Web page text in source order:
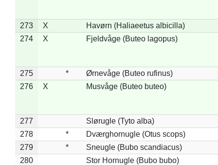
273 X
Havørn (Haliaeetus albicilla)
274
X Fjeldvåge (Buteo lagopus)
275 *
Ørnevåge (Buteo rufinus)
276
X Musvåge (Buteo buteo)
277
Slørugle (Tyto alba)
278
*
Dværghornugle (Otus scops)
279
*
Sneugle (Bubo scandiacus)
280
Stor Hornugle (Bubo bubo)